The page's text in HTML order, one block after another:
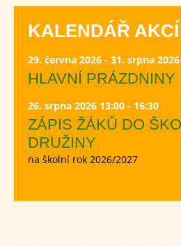
KALENDÁŘ AKCÍ
29. června 2026 - 31. srpna 2026
HLAVNÍ PRÁZDNINY
26. srpna 2026 13:00 - 16:30
ZÁPIS ŽÁKŮ DO
DRUŽINY
na školní rok 2026/2027